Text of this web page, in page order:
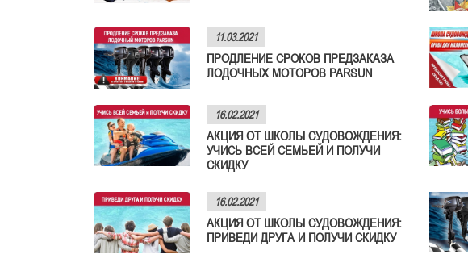
11.03.2021
ПРОДЛЕНИЕ СРОКОВ ПРЕДЗАКАЗА
ЛОДОЧНЫХ МОТОРОВ PARSUN
16.02.2021
АКЦИЯ ОТ ШКОЛЫ СУДОВОЖДЕНИЯ:
УЧИСЬ ВСЕЙ СЕМЬЕЙ И ПОЛУЧИ
СКИДКУ
16.02.2021
АКЦИЯ ОТ ШКОЛЫ СУДОВОЖДЕНИЯ:
ПРИВЕДИ ДРУГА И ПОЛУЧИ СКИДКУ